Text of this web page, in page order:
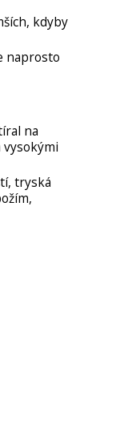
kdyby
naprosto
na
tryská